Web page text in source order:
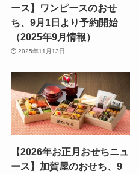
ース】ワンピースのおせ
ち、9月1日より予約開始
（2025年9月情報）
2025年11月13日
【2026年お正月おせちニュ
ース】加賀屋のおせち、9